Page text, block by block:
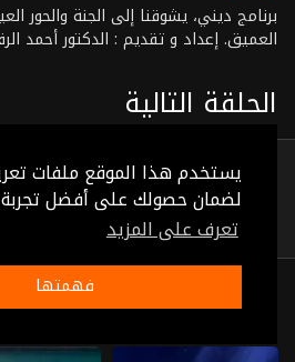
يستخدم هذا الموقع ملفات
لضمان حصولك على أفضل
تعرف على المزيد
فهمتها
برنامج ديني، يشوقنا إلى الجنة والحور
العميق. إعداد و تقديم : الدكتور أحمد الرقب
الحلقة التالية
الحلقة 16
(0:11:14)
ذات صلة